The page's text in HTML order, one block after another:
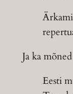
Ja ka
Eesti